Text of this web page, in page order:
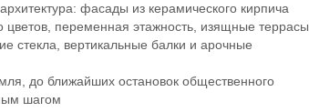
фасады из керамического кирпича
цветов, переменная этажность, изящные террасы
стекла, вертикальные балки и арочные
до ближайших остановок общественного
шагом